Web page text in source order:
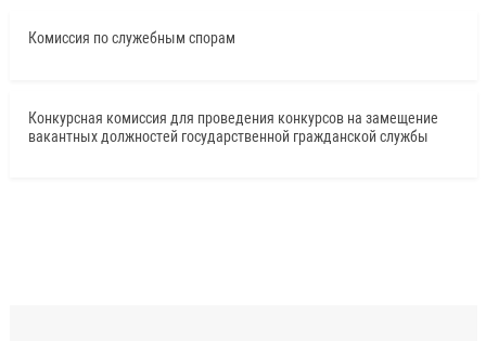
Комиссия по служебным спорам
Конкурсная комиссия для проведения конкурсов на замещение
вакантных должностей государственной гражданской службы